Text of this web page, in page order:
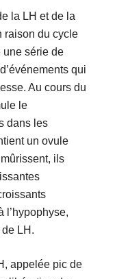
la LH et de la
raison du cycle
une série de
qui
Au cours du
le
dans les
un ovule
ils
l’hypophyse,
de LH.
appelée pic de